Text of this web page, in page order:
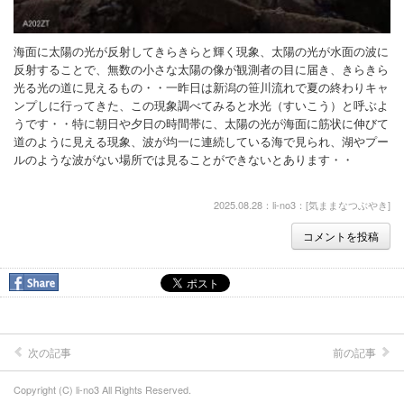
海面に太陽の光が反射してきらきらと輝く現象、太陽の光が水面の波に
反射することで、無数の小さな太陽の像が観測者の目に届き、きらきら
光る光の道に見えるもの・・一昨日は新潟の笹川流れで夏の終わりキャ
ンプしに行ってきた、この現象調べてみると水光（すいこう）と呼ぶよ
うです・・特に朝日や夕日の時間帯に、太陽の光が海面に筋状に伸びて
道のように見える現象、波が均一に連続している海で見られ、湖やプー
ルのような波がない場所では見ることができないとあります・・
2025.08.28：li-no3：[気ままなつぶやき]
コメントを投稿
次の記事 前の記事
Copyright (C) li-no3 All Rights Reserved.